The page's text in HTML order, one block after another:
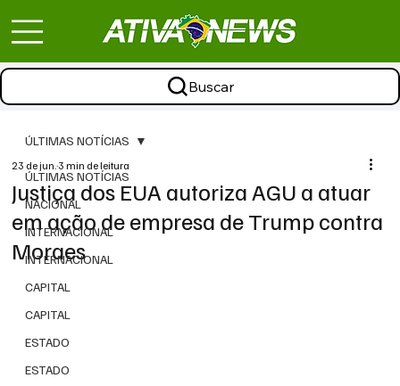
Buscar
ÚLTIMAS NOTÍCIAS
NACIONAL
INTERNACIONAL
INTERNACIONAL
CAPITAL
CAPITAL
ESTADO
ESTADO
ÚLTIMAS NOTÍCIAS
Justiça dos EUA autoriza AGU a atuar
em ação de empresa de Trump contra
Moraes
23 de jun.3 min de leitura